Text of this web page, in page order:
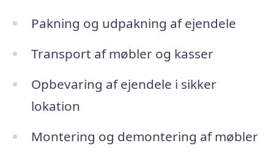
Pakning og udpakning af ejendele
Transport af møbler og kasser
Opbevaring af ejendele i sikker
lokation
Montering og demontering af møbler